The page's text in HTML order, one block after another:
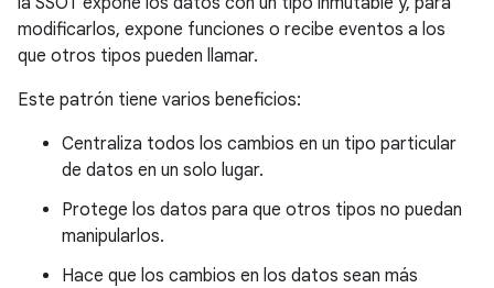
modificarlos, expone funciones o recibe eventos a los
que otros tipos pueden llamar.
Este patrón tiene varios beneficios:
Centraliza todos los cambios en un tipo particular
de datos en un solo lugar.
Protege los datos para que otros tipos no puedan
manipularlos.
Hace que los cambios en los datos sean más